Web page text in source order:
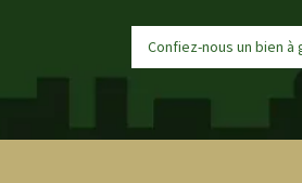
Confiez-nous un bien à